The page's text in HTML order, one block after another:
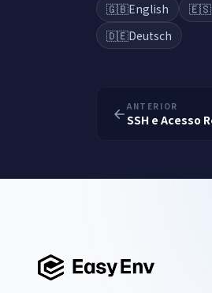
🇬🇧English 🇪🇸
🇩🇪Deutsch
ANTERIOR
SSH e Acesso